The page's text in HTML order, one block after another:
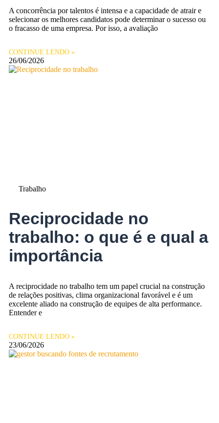
A concorrência por talentos é intensa e a capacidade de atrair e
selecionar os melhores candidatos pode determinar o sucesso ou
o fracasso de uma empresa. Por isso, a avaliação
CONTINUE LENDO »
26/06/2026
Trabalho
Reciprocidade no
trabalho: o que é e qual a
importância
A reciprocidade no trabalho tem um papel crucial na construção
de relações positivas, clima organizacional favorável e é um
excelente aliado na construção de equipes de alta performance.
Entender e
CONTINUE LENDO »
23/06/2026